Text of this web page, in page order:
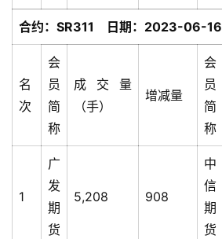
合约：SR311 日期：2023-06-16
名
次
会
员
简
称
成交量
（手）
增减量
会
员
简
称
1
广
发
期
货
5,208 908
中
信
期
货